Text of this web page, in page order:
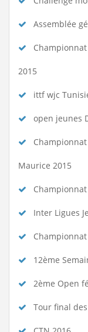
Assemblée
2015
ittf wjc
open jeunes
Championnat
Maurice 2015
Inter Ligues
12ème
2ème Open
Tour final